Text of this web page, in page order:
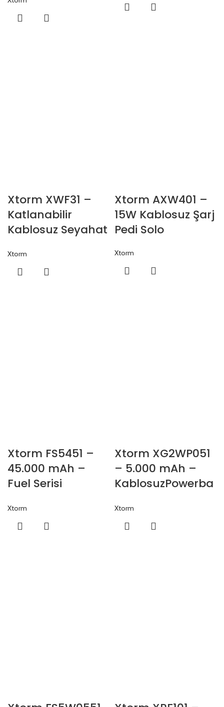
Xtorm XWF31 –
Katlanabilir
Kablosuz Seyahat
Xtorm
Xtorm AXW401 –
15W Kablosuz Şarj
Pedi Solo
Xtorm
Xtorm FS5451 –
45.000 mAh –
Fuel Serisi
Xtorm
Xtorm XG2WP051
– 5.000 mAh –
KablosuzPowerba
Xtorm